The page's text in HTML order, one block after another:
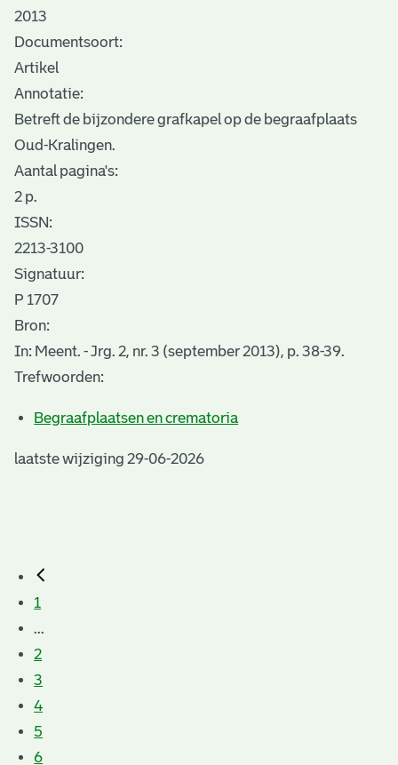
2013
Documentsoort:
Artikel
Annotatie:
Betreft de bijzondere grafkapel op de begraafplaats
Oud-Kralingen.
Aantal pagina's:
2 p.
ISSN:
2213-3100
Signatuur:
P 1707
Bron:
In: Meent. - Jrg. 2, nr. 3 (september 2013), p. 38-39.
Trefwoorden:
Begraafplaatsen en crematoria
laatste wijziging 29-06-2026
1
...
2
3
4
5
6